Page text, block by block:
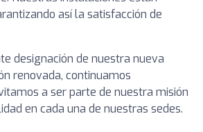
así la satisfacción de
designación de nuestra nueva
renovada, continuamos
a ser parte de nuestra misión
en cada una de nuestras sedes.